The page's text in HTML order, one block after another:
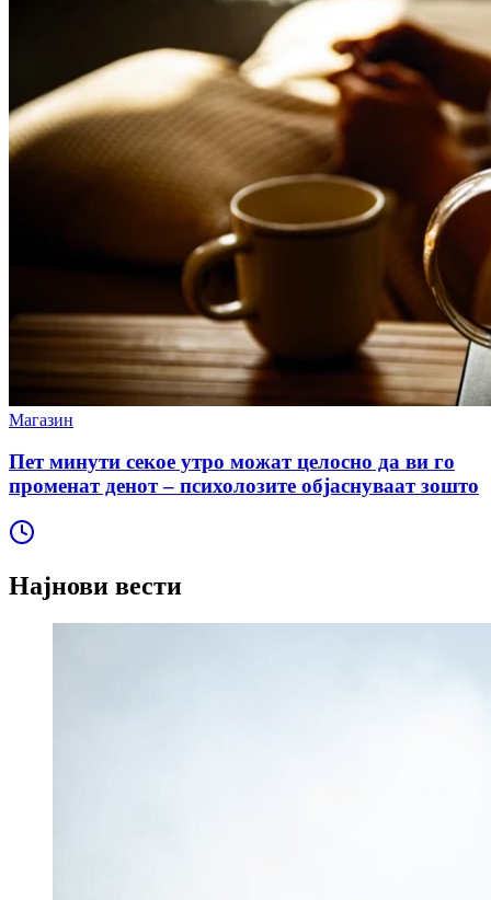
Магазин
Пет минути секое утро можат целосно да ви го
променат денот – психолозите објаснуваат зошто
Најнови вести